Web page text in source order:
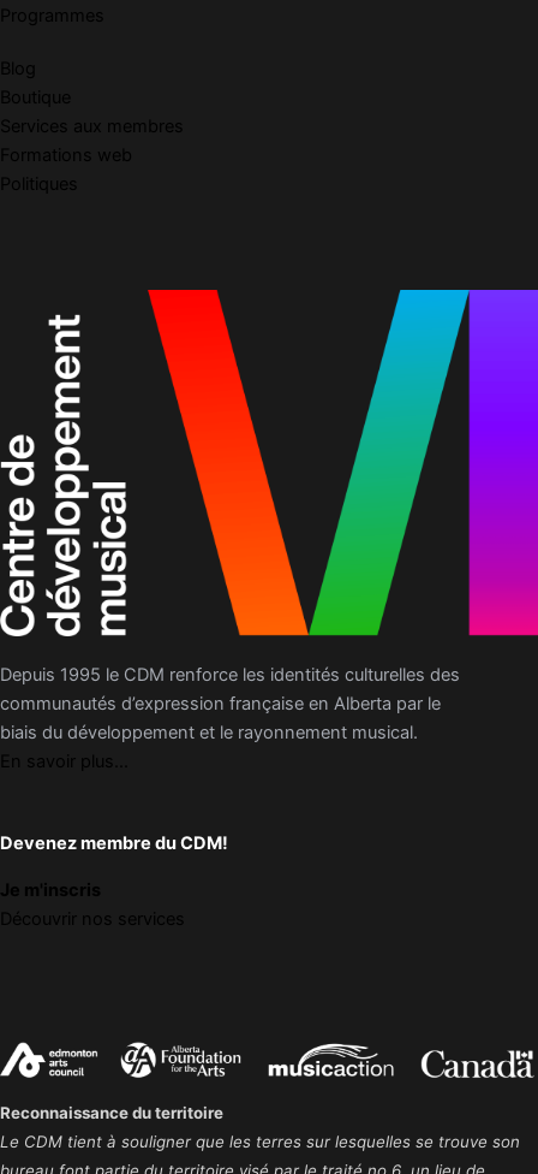
Programmes
Blog
Boutique
Services aux membres
Formations web
Politiques
Depuis 1995 le CDM renforce les identités culturelles des
communautés d’expression française en Alberta par le
biais du développement et le rayonnement musical.
En savoir plus...
Devenez membre du CDM!
Je m'inscris
Découvrir nos services
Reconnaissance du territoire
Le CDM tient à souligner que les terres sur lesquelles se trouve son